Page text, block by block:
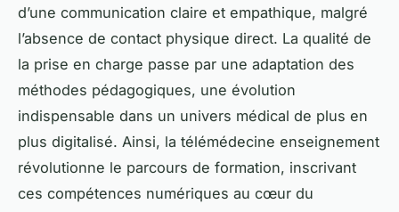
d’une communication claire et empathique, malgré
l’absence de contact physique direct. La qualité de
la prise en charge passe par une adaptation des
méthodes pédagogiques, une évolution
indispensable dans un univers médical de plus en
plus digitalisé. Ainsi, la télémédecine enseignement
révolutionne le parcours de formation, inscrivant
ces compétences numériques au cœur du